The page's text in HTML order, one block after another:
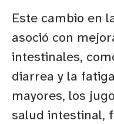
Este cambio en
asoció con
intestinales,
diarrea y la
mayores, los
salud intestinal,